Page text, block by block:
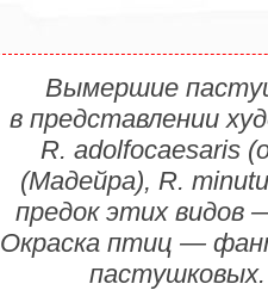
Вымершие
в представлении
R. adolfocaesaris
(Мадейра), R.
предок этих
Окраска птиц —